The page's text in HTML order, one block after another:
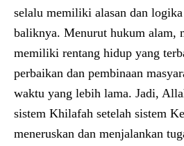
selalu memiliki alasan dan
baliknya. Menurut hukum alam,
memiliki rentang hidup yang
perbaikan dan pembinaan
waktu yang lebih lama. Jadi,
sistem Khilafah setelah sistem
meneruskan dan menjalankan